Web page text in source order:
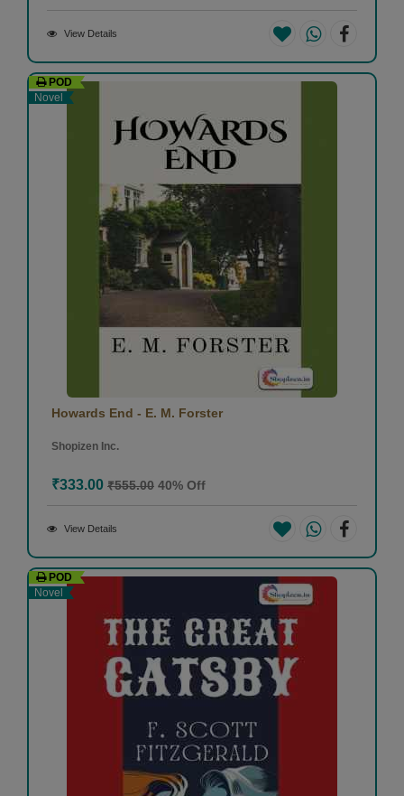
View Details
POD
Novel
Howards End - E. M. Forster
Shopizen Inc.
₹333.00 ₹555.00 40% Off
View Details
POD
Novel